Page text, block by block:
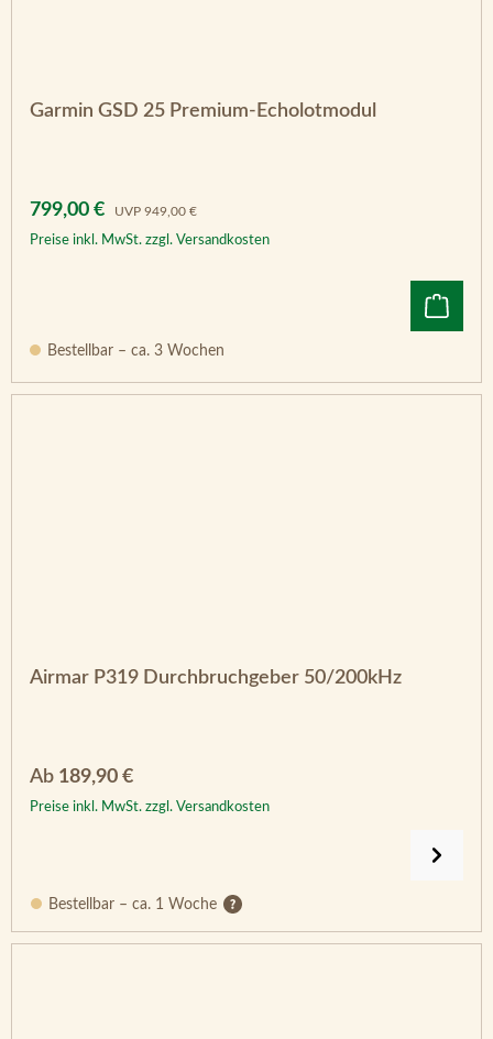
Garmin GSD 25 Premium-Echolotmodul
Verkaufspreis:
799,00 € UVP Regulärer Preis:
949,00 €
Preise inkl. MwSt. zzgl. Versandkosten
Bestellbar – ca. 3 Wochen
Airmar P319 Durchbruchgeber 50/200kHz
Regulärer Preis:
Ab 189,90 €
Preise inkl. MwSt. zzgl. Versandkosten
Bestellbar – ca. 1 Woche